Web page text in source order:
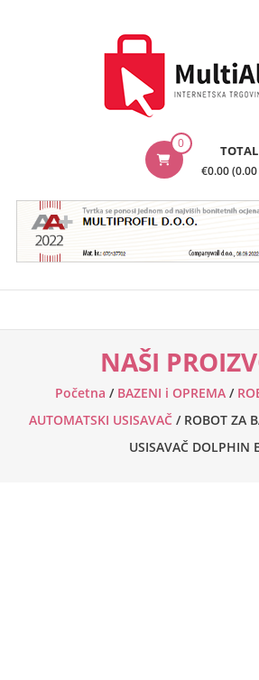
Internetska
trgovina
alata
0 TOTAL
€0.00
NAŠI
Početna / BAZENI i OPREMA /
AUTOMATSKI USISAVAČ/ ROBOT ZA
USISAVAČ DOLPHIN